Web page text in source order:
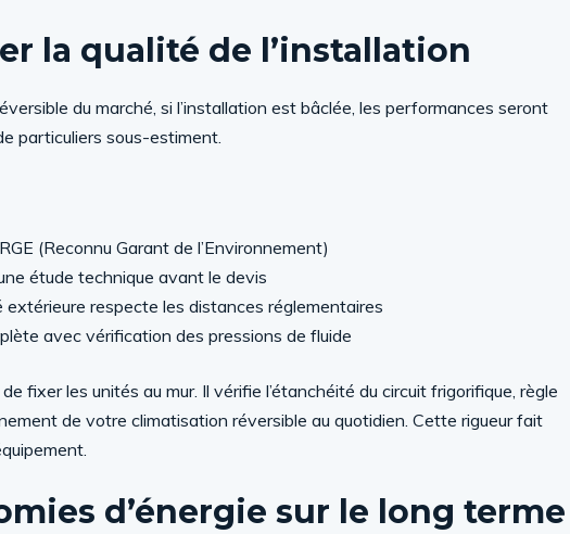
la qualité de l’installation
du marché, si l’installation est bâclée, les performances seront
particuliers sous-estiment.
(Reconnu Garant de l’Environnement)
étude technique avant le devis
extérieure respecte les distances réglementaires
avec vérification des pressions de fluide
fixer les unités au mur. Il vérifie l’étanchéité du circuit frigorifique, règle
de votre climatisation réversible au quotidien. Cette rigueur fait
d’énergie sur le long terme